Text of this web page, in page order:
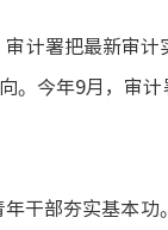
计署把最新审
今年9月，审计
干部夯实基本功。